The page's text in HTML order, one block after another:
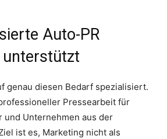
Auto-PR
genau diesen Bedarf spezialisiert.
Pressearbeit für
und Unternehmen aus der
ist es, Marketing nicht als